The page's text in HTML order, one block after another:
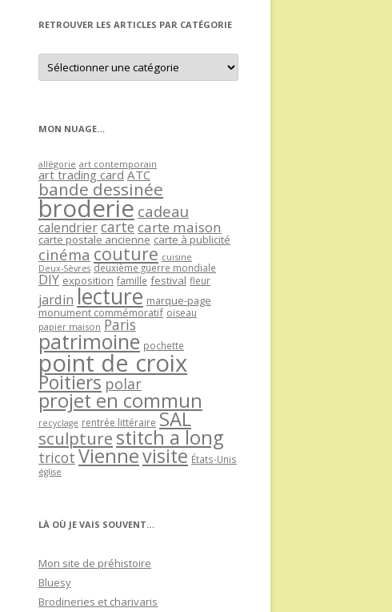
RETROUVER LES ARTICLES PAR CATÉGORIE
Retrouver
les
articles
MON NUAGE…
allégorie art contemporain
art trading card ATC
bande dessinée
broderie cadeau
calendriercartecarte maison
carte postale ancienne carte à publicité
cinéma couture cuisine
Deux-Sèvres deuxième guerre mondiale
DIY exposition famille festival fleur
jardin lecture marque-page
monument commémoratif oiseau
papier maison Paris
patrimoine pochette
point de croix
Poitiers polar
projet en commun
recyclage rentrée littéraire SAL
sculpture stitch a long
tricot Viennevisite États-Unis
église
LÀ OÙ JE VAIS SOUVENT…
Mon site de préhistoire
Bluesy
Brodineries et charivaris